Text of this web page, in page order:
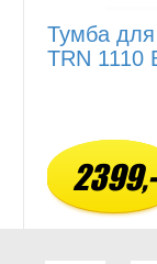
Тумба
TRN 1110
2399,-